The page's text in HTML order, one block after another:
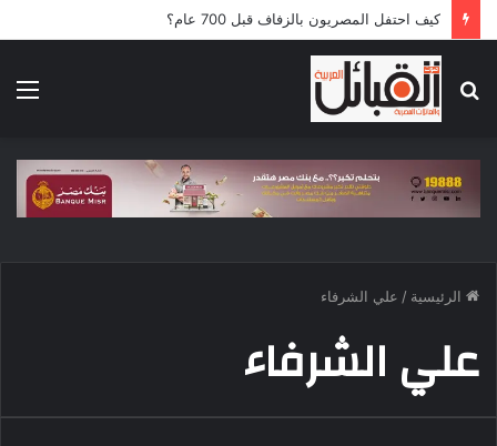
كيف احتفل المصريون بالزفاف قبل 700 عام؟
عن
الرئيسية / علي الشرفاء
علي الشرفاء